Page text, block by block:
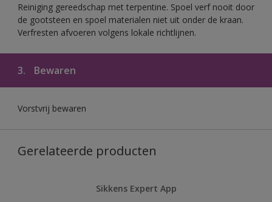
Reiniging gereedschap met terpentine. Spoel verf nooit door
de gootsteen en spoel materialen niet uit onder de kraan.
Verfresten afvoeren volgens lokale richtlijnen.
3. Bewaren
Vorstvrij bewaren
Gerelateerde producten
Sikkens Expert App